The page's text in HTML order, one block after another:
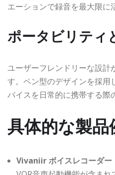
エーションで録音を最大限に
ポータビリティ
ユーザーフレンドリーな設計
す。ペン型のデザインを採用
バイスを日常的に携帯する際
具体的な製
Vivaniir ボイスレコーダー